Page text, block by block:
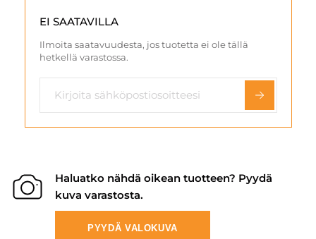
EI SAATAVILLA
Ilmoita saatavuudesta, jos tuotetta ei ole tällä
hetkellä varastossa.
Haluatko nähdä oikean tuotteen? Pyydä
kuva varastosta.
PYYDÄ VALOKUVA